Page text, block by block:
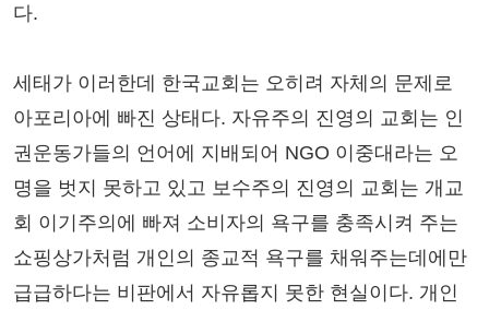
다.
세태가 이러한데 한국교회는 오히려 자체의 문제로
아포리아에 빠진 상태다. 자유주의 진영의 교회는 인
권운동가들의 언어에 지배되어 NGO 이중대라는 오
명을 벗지 못하고 있고 보수주의 진영의 교회는 개교
회 이기주의에 빠져 소비자의 욕구를 충족시켜 주는
쇼핑상가처럼 개인의 종교적 욕구를 채워주는데에만
급급하다는 비판에서 자유롭지 못한 현실이다. 개인